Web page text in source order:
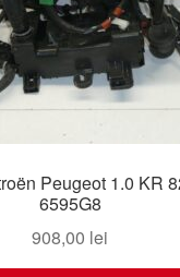
Peugeot 1.0 KR
6595G8
908,00 lei